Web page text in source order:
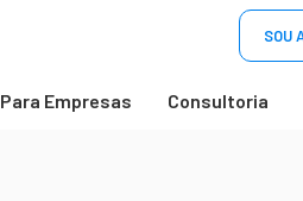
SOU
Para Empresas Consultoria